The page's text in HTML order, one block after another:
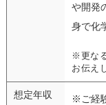
や開発
身で化
※更な
お伝え
想定年収 ※ご経